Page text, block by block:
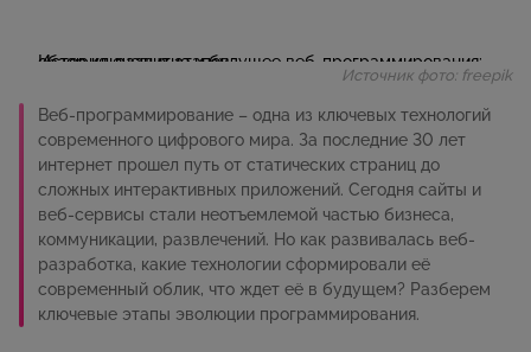
Источник фото: freepik
Веб-программирование – одна из ключевых технологий
современного цифрового мира. За последние 30 лет
интернет прошел путь от статических страниц до
сложных интерактивных приложений. Сегодня сайты и
веб-сервисы стали неотъемлемой частью бизнеса,
коммуникации, развлечений. Но как развивалась веб-
разработка, какие технологии сформировали её
современный облик, что ждет её в будущем? Разберем
ключевые этапы эволюции программирования.